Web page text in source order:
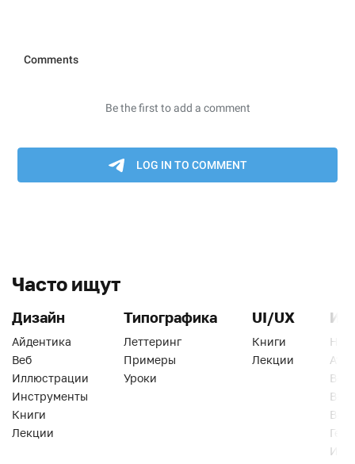
Часто ищут
Дизайн
Айдентика
Веб
Иллюстрации
Инструменты
Книги
Лекции
Типографика
Леттеринг
Примеры
Уроки
UI/UX
Книги
Лекции
Веб